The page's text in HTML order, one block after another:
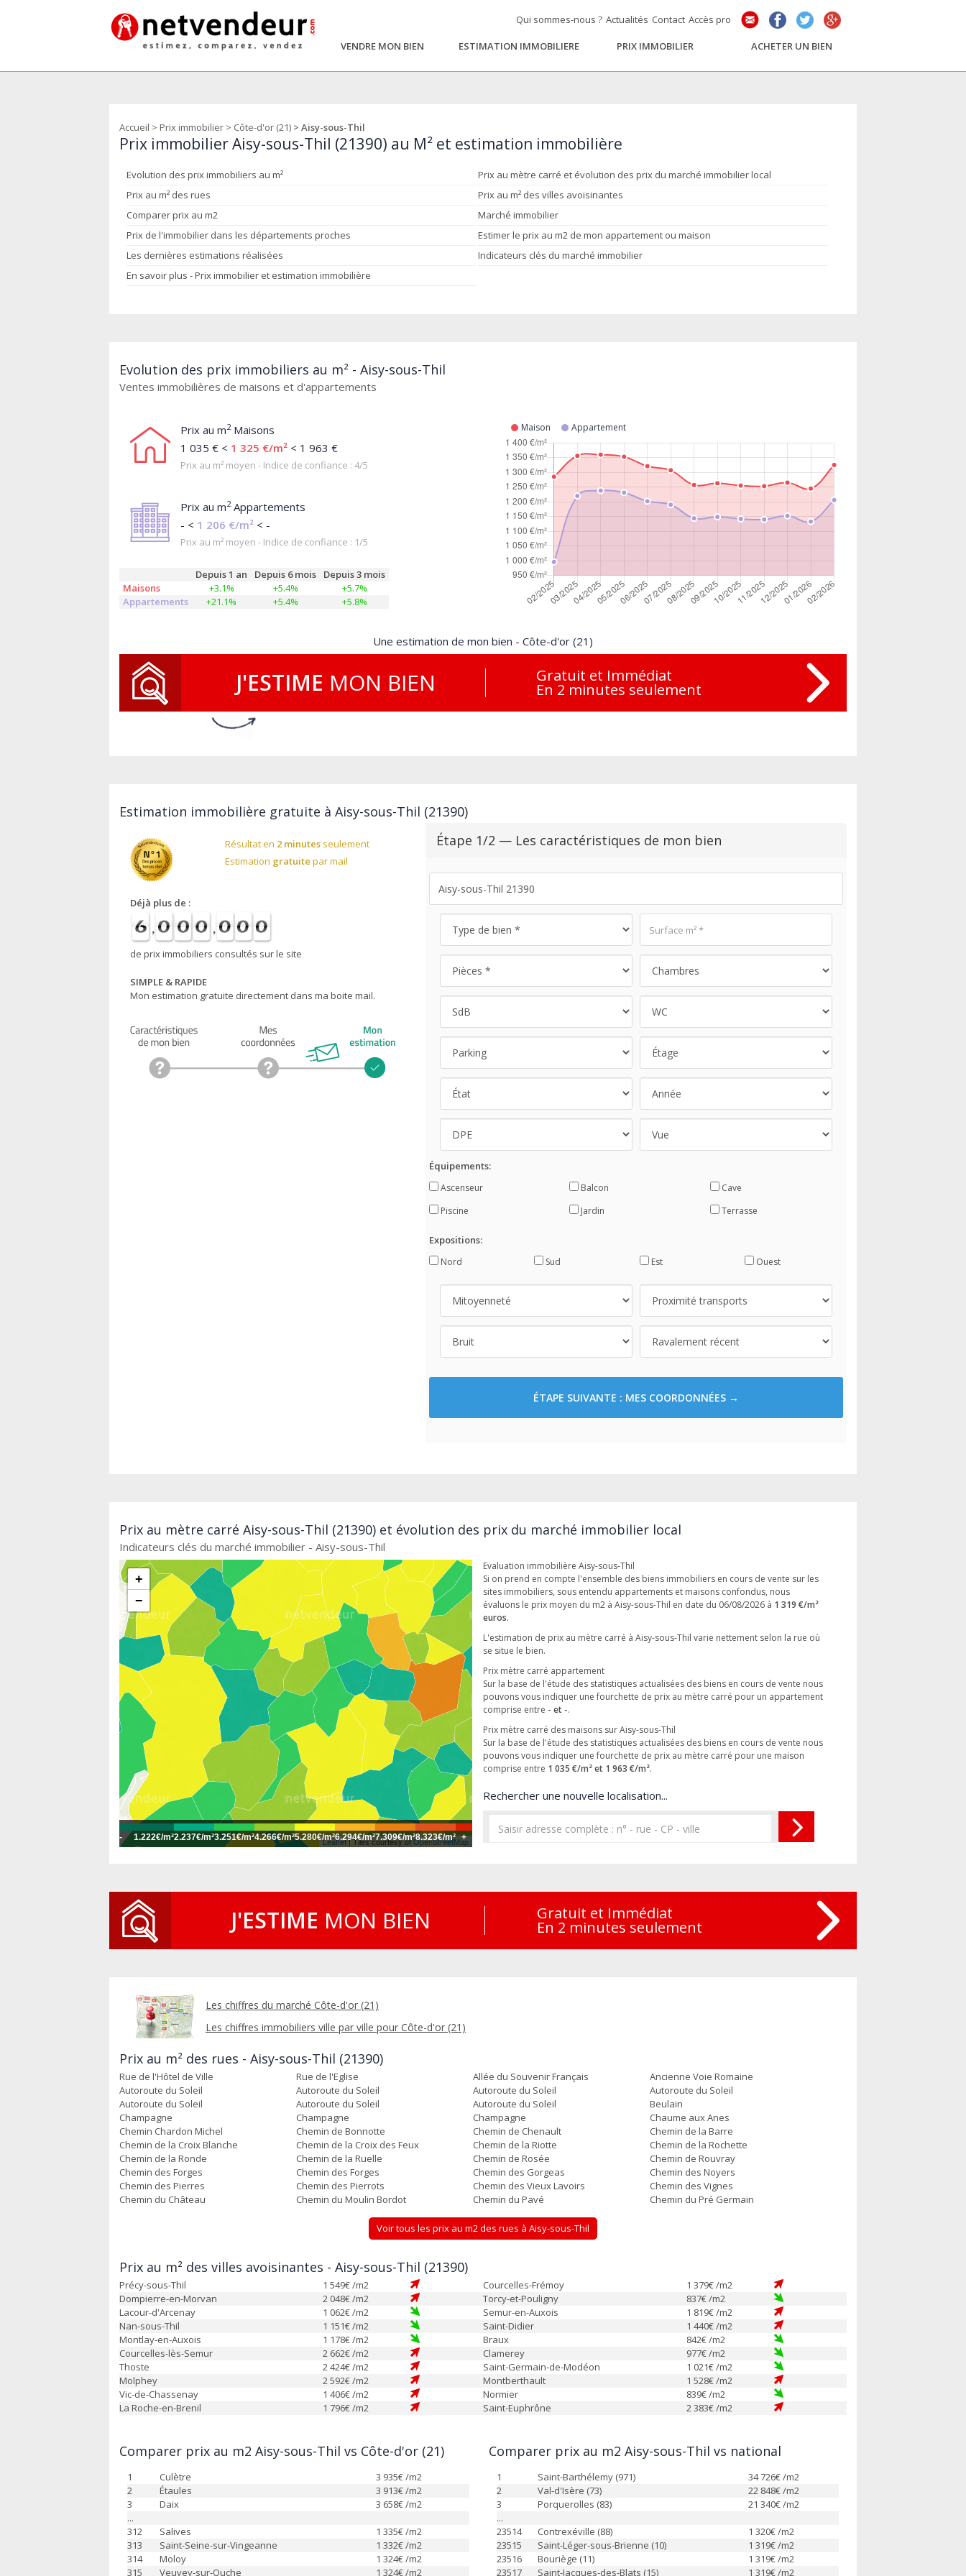
Qui sommes-nous ? Actualités Contact Accès pro
VENDRE MON BIEN ESTIMATION IMMOBILIERE PRIX IMMOBILIER ACHETER UN BIEN
Accueil > Prix immobilier > Côte-d'or (21) > Aisy-sous-Thil
Prix immobilier Aisy-sous-Thil (21390) au M² et estimation immobilière
Evolution des prix immobiliers au m²
Prix au mètre carré et évolution des prix du marché immobilier local
Prix au m² des rues
Prix au m² des villes avoisinantes
Comparer prix au m2
Marché immobilier
Prix de l'immobilier dans les départements proches
Estimer le prix au m2 de mon appartement ou maison
Les dernières estimations réalisées
Indicateurs clés du marché immobilier
En savoir plus - Prix immobilier et estimation immobilière
Evolution des prix immobiliers au m² - Aisy-sous-Thil
Ventes immobilières de maisons et d'appartements
Prix au m2Maisons
1 035 € < 1 325 €/m² < 1 963 €
Prix au m² moyen - Indice de confiance : 4/5
Prix au m2Appartements
- < 1 206 €/m² < -
Prix au m² moyen - Indice de confiance : 1/5
Depuis 1 an Depuis 6 mois
Depuis 3 mois
Maisons
+3.1% +5.4%
+5.7%
Appartements
+21.1% +5.4% +5.8%
Maison Appartement
Une estimation de mon bien - Côte-d'or (21)
J'ESTIME MON BIEN Gratuit et Immédiat
En 2 minutes seulement
Estimation immobilière gratuite à Aisy-sous-Thil (21390)
Résultat en 2 minutesseulement
Estimation gratuite par mail
Déjà plus de :
de prix immobiliers consultés sur le site
SIMPLE & RAPIDE
Mon estimation gratuite directement dans ma boite mail.
Étape 1/2 — Les caractéristiques de mon bien
Équipements:
Ascenseur Balcon
Cave
Piscine
Jardin Terrasse
Expositions:
Nord Sud Est Ouest
ÉTAPE SUIVANTE : MES COORDONNÉES →
Prix au mètre carré Aisy-sous-Thil (21390) et évolution des prix du marché immobilier local
Indicateurs clés du marché immobilier - Aisy-sous-Thil
+
−
Leaflet| Tiles courtesy ofOpenStreetMap
- 1.222€/m²2.237€/m²3.251€/m²4.266€/m²5.280€/m²6.294€/m²7.309€/m²8.323€/m² +
Evaluation immobilière Aisy-sous-Thil
Si on prend en compte l'ensemble des biens immobiliers en cours de vente sur les
sites immobiliers, sous entendu appartements et maisons confondus, nous
évaluons le prix moyen du m2 à Aisy-sous-Thil en date du 06/08/2026 à 1 319 €/m²
euros.
L'estimation de prix au mètre carré à Aisy-sous-Thil varie nettement selon la rue où
se situe le bien.
Prix mètre carré appartement
Sur la base de l'étude des statistiques actualisées des biens en cours de vente nous
pouvons vous indiquer une fourchette de prix au mètre carré pour un appartement
comprise entre - et -.
Prix mètre carré des maisons sur Aisy-sous-Thil
Sur la base de l'étude des statistiques actualisées des biens en cours de vente nous
pouvons vous indiquer une fourchette de prix au mètre carré pour une maison
comprise entre 1 035 €/m² et 1 963 €/m².
Rechercher une nouvelle localisation...
J'ESTIME MON BIEN Gratuit et Immédiat
En 2 minutes seulement
Les chiffres du marché Côte-d'or (21)
Les chiffres immobiliers ville par ville pour Côte-d'or (21)
Prix au m² des rues - Aisy-sous-Thil (21390)
Rue de l'Hôtel de Ville Rue de l'Eglise Allée du Souvenir Français
Ancienne Voie Romaine
Autoroute du Soleil
Autoroute du Soleil Autoroute du Soleil
Autoroute du Soleil
Autoroute du Soleil
Autoroute du Soleil Autoroute du Soleil
Beulain
Champagne
Champagne Champagne
Chaume aux Anes
Chemin Chardon Michel
Chemin de Bonnotte Chemin de Chenault
Chemin de la Barre
Chemin de la Croix Blanche
Chemin de la Croix des Feux Chemin de la Riotte
Chemin de la Rochette
Chemin de la Ronde
Chemin de la Ruelle Chemin de Rosée
Chemin de Rouvray
Chemin des Forges
Chemin des Forges Chemin des Gorgeas
Chemin des Noyers
Chemin des Pierres
Chemin des Pierrots Chemin des Vieux Lavoirs
Chemin des Vignes
Chemin du Château
Chemin du Moulin Bordot Chemin du Pavé Chemin du Pré Germain
Voir tous les prix au m2 des rues à Aisy-sous-Thil
Prix au m² des villes avoisinantes - Aisy-sous-Thil (21390)
Précy-sous-Thil 1 549€ /m2
Dompierre-en-Morvan
2 048€ /m2
Lacour-d'Arcenay
1 062€ /m2
Nan-sous-Thil
1 151€ /m2
Montlay-en-Auxois
1 178€ /m2
Courcelles-lès-Semur
2 662€ /m2
Thoste
2 424€ /m2
Molphey
2 592€ /m2
Vic-de-Chassenay
1 406€ /m2
La Roche-en-Brenil
1 796€ /m2
Courcelles-Frémoy 1 379€ /m2
Torcy-et-Pouligny
837€ /m2
Semur-en-Auxois
1 819€ /m2
Saint-Didier
1 440€ /m2
Braux
842€ /m2
Clamerey
977€ /m2
Saint-Germain-de-Modéon
1 021€ /m2
Montberthault
1 528€ /m2
Normier
839€ /m2
Saint-Euphrône
2 383€ /m2
Comparer prix au m2 Aisy-sous-Thil vs Côte-d'or (21)
1 Culètre 3 935€ /m2
2
Étaules 3 913€ /m2
3
Daix 3 658€ /m2
...
312
Salives 1 335€ /m2
313
Saint-Seine-sur-Vingeanne 1 332€ /m2
314
Moloy 1 324€ /m2
315
Veuvey-sur-Ouche 1 324€ /m2
Comparer prix au m2 Aisy-sous-Thil vs national
1 Saint-Barthélemy (971) 34 726€ /m2
2
Val-d'Isère (73) 22 848€ /m2
3
Porquerolles (83) 21 340€ /m2
...
23514
Contrexéville (88) 1 320€ /m2
23515
Saint-Léger-sous-Brienne (10) 1 319€ /m2
23516
Bouriège (11) 1 319€ /m2
23517
Saint-Jacques-des-Blats (15) 1 319€ /m2